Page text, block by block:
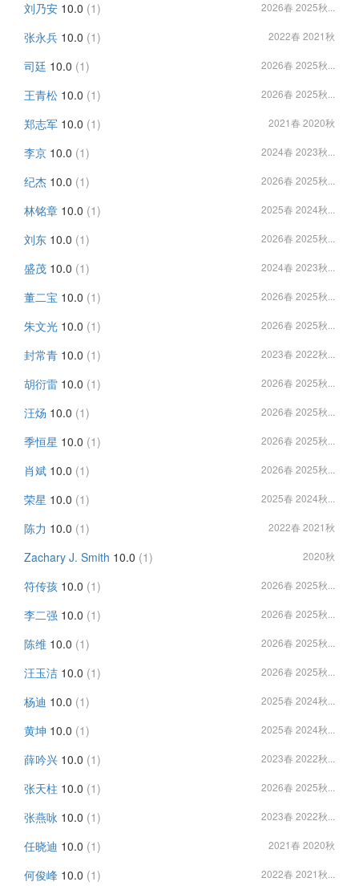
刘乃安 10.0 (1) 2026春 2025秋...
张永兵 10.0 (1) 2022春 2021秋
司廷 10.0 (1) 2026春 2025秋...
王青松 10.0 (1) 2026春 2025秋...
郑志军 10.0 (1) 2021春 2020秋
李京 10.0 (1) 2024春 2023秋...
纪杰 10.0 (1) 2026春 2025秋...
林铭章 10.0 (1) 2025春 2024秋...
刘东 10.0 (1) 2026春 2025秋...
盛茂 10.0 (1) 2024春 2023秋...
董二宝 10.0 (1) 2026春 2025秋...
朱文光 10.0 (1) 2026春 2025秋...
封常青 10.0 (1) 2023春 2022秋...
胡衍雷 10.0 (1) 2026春 2025秋...
汪炀 10.0 (1) 2026春 2025秋...
季恒星 10.0 (1) 2026春 2025秋...
肖斌 10.0 (1) 2026春 2025秋...
荣星 10.0 (1) 2025春 2024秋...
陈力 10.0 (1) 2022春 2021秋
Zachary J. Smith 10.0 (1) 2020秋
符传孩 10.0 (1) 2026春 2025秋...
李二强 10.0 (1) 2026春 2025秋...
陈维 10.0 (1) 2026春 2025秋...
汪玉洁 10.0 (1) 2026春 2025秋...
杨迪 10.0 (1) 2025春 2024秋...
黄坤 10.0 (1) 2025春 2024秋...
薛吟兴 10.0 (1) 2023春 2022秋...
张天柱 10.0 (1) 2026春 2025秋...
张燕咏 10.0 (1) 2023春 2022秋...
任晓迪 10.0 (1) 2021春 2020秋
何俊峰 10.0 (1) 2022春 2021秋...